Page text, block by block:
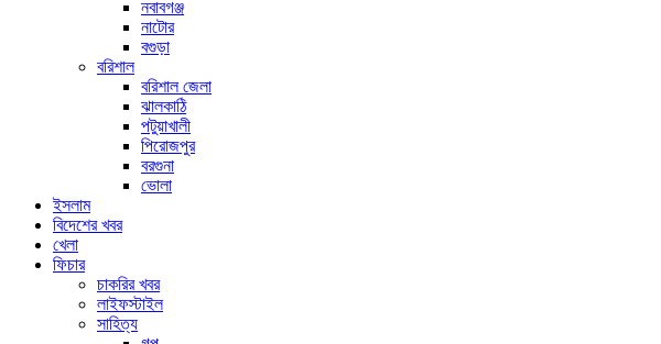
নবাবগঞ্জ
নাটোর
বগুড়া
বরিশাল
বরিশাল জেলা
ঝালকাঠি
পটুয়াখালী
পিরোজপুর
বরগুনা
ভোলা
ইসলাম
বিদেশের খবর
খেলা
ফিচার
চাকরির খবর
লাইফস্টাইল
সাহিত্য